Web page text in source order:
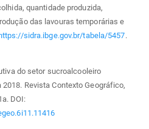
quantidade produzida,
das lavouras temporárias e
sidra.ibge.gov.br/tabela/5457.
do setor sucroalcooleiro
Revista Contexto Geográfico,
DOI: